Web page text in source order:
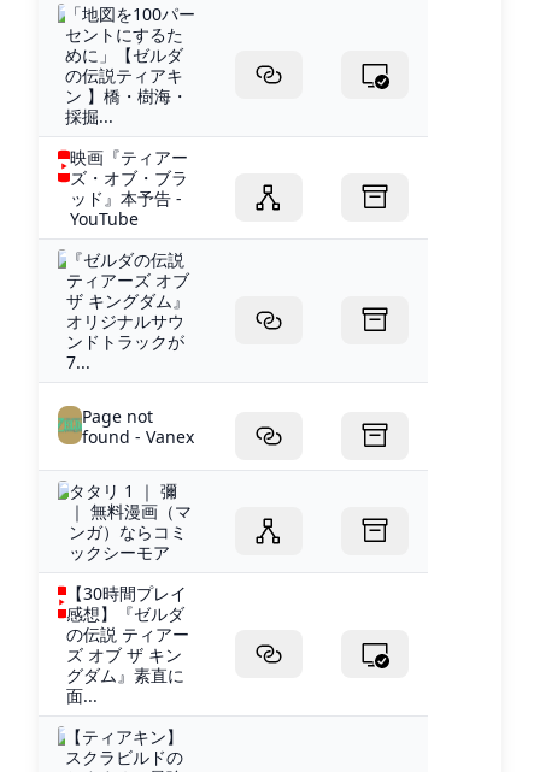
「地図を100パー
セントにするた
めに」【ゼルダ
の伝説ティアキ
ン 】橋・樹海・
採掘...
映画『ティアー
ズ・オブ・ブラ
ッド』本予告 -
YouTube
『ゼルダの伝説
ティアーズ オブ
ザ キングダム』
オリジナルサウ
ンドトラックが
7...
Page not
found - Vanex
タタリ 1 ｜ 彌
｜ 無料漫画（マ
ンガ）ならコミ
ックシーモア
【30時間プレイ
感想】『ゼルダ
の伝説 ティアー
ズ オブ ザ キン
グダム』素直に
面...
【ティアキン】
スクラビルドの